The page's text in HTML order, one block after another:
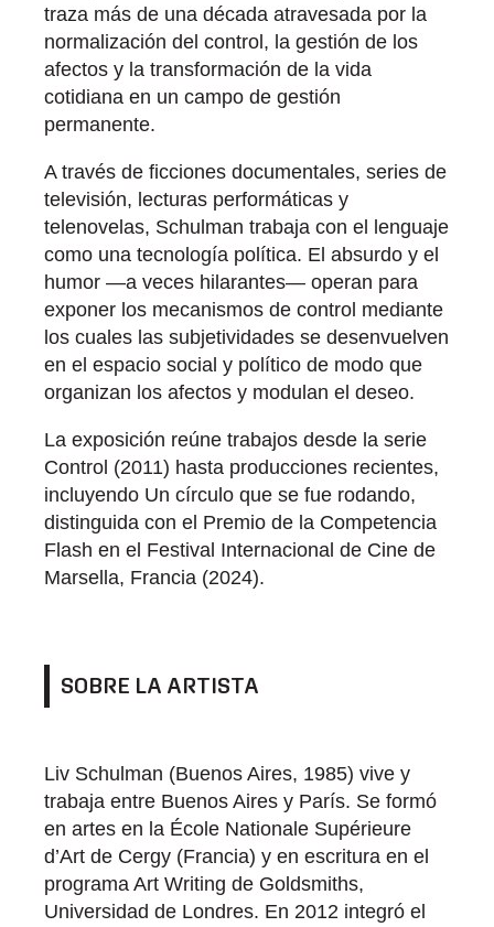
traza más de una década atravesada por la
normalización del control, la gestión de los
afectos y la transformación de la vida
cotidiana en un campo de gestión
permanente.
A través de ficciones documentales, series de
televisión, lecturas performáticas y
telenovelas, Schulman trabaja con el lenguaje
como una tecnología política. El absurdo y el
humor —a veces hilarantes— operan para
exponer los mecanismos de control mediante
los cuales las subjetividades se desenvuelven
en el espacio social y político de modo que
organizan los afectos y modulan el deseo.
La exposición reúne trabajos desde la serie
Control (2011) hasta producciones recientes,
incluyendo Un círculo que se fue rodando,
distinguida con el Premio de la Competencia
Flash en el Festival Internacional de Cine de
Marsella, Francia (2024).
SOBRE LA ARTISTA
Liv Schulman (Buenos Aires, 1985) vive y
trabaja entre Buenos Aires y París. Se formó
en artes en la École Nationale Supérieure
d’Art de Cergy (Francia) y en escritura en el
programa Art Writing de Goldsmiths,
Universidad de Londres. En 2012 integró el